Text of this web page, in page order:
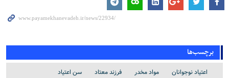
برچسب‌ها
اعتیاد نوجوانان مواد مخدر فرزند معتاد
سن اعتیاد